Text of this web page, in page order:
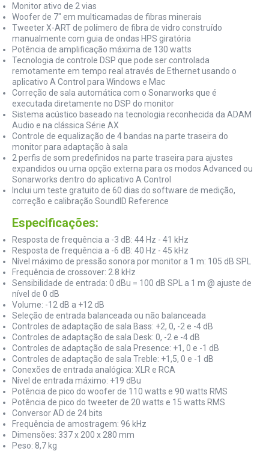
Monitor ativo de 2 vias
Woofer de 7" em multicamadas de fibras minerais
Tweeter X-ART de polímero de fibra de vidro construído
manualmente com guia de ondas HPS giratória
Potência de amplificação máxima de 130 watts
Tecnologia de controle DSP que pode ser controlada
remotamente em tempo real através de Ethernet usando o
aplicativo A Control para Windows e Mac
Correção de sala automática com o Sonarworks que é
executada diretamente no DSP do monitor
Sistema acústico baseado na tecnologia reconhecida da ADAM
Audio e na clássica Série AX
Controle de equalização de 4 bandas na parte traseira do
monitor para adaptação à sala
2 perfis de som predefinidos na parte traseira para ajustes
expandidos ou uma opção externa para os modos Advanced ou
Sonarworks dentro do aplicativo A Control
Inclui um teste gratuito de 60 dias do software de medição,
correção e calibração SoundID Reference
Especificações:
Resposta de frequência a -3 dB: 44 Hz - 41 kHz
Resposta de frequência a -6 dB: 40 Hz - 45 kHz
Nível máximo de pressão sonora por monitor a 1 m: 105 dB SPL
Frequência de crossover: 2.8 kHz
Sensibilidade de entrada: 0 dBu = 100 dB SPL a 1 m @ ajuste de
nível de 0 dB
Volume: -12 dB a +12 dB
Seleção de entrada balanceada ou não balanceada
Controles de adaptação de sala Bass: +2, 0, -2 e -4 dB
Controles de adaptação de sala Desk: 0, -2 e -4 dB
Controles de adaptação de sala Presence: +1, 0 e -1 dB
Controles de adaptação de sala Treble: +1,5, 0 e -1 dB
Conexões de entrada analógica: XLR e RCA
Nível de entrada máximo: +19 dBu
Potência de pico do woofer de 110 watts e 90 watts RMS
Potência de pico do tweeter de 20 watts e 15 watts RMS
Conversor AD de 24 bits
Frequência de amostragem: 96 kHz
Dimensões: 337 x 200 x 280 mm
Peso: 8,7 kg